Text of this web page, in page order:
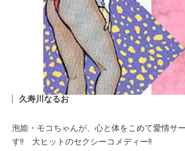
久寿川なるお
泡姫・モコちゃんが、心と体をこめて愛情サ
す!! 大ヒットのセクシーコメディー!!